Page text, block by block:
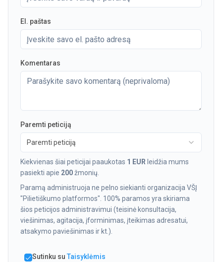
El. paštas
Komentaras
Paremti peticiją
Paremti peticiją
Kiekvienas šiai peticijai paaukotas 1 EUR leidžia mums
pasiekti apie 200žmonių.
Paramą administruoja ne pelno siekianti organizacija VŠĮ
"Pilietiškumo platformos". 100% paramos yra skiriama
šios peticijos administravimui (teisinė konsultacija,
viešinimas, agitacija, įforminimas, įteikimas adresatui,
atsakymo paviešinimas ir kt.).
Sutinku su Taisyklėmis